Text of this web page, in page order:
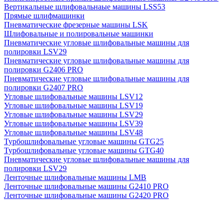
Вертикальные шлифовальнаые машины LSS53
Прямые шлифмашинки
Пневматические фрезерные машины LSK
Шлифовальные и полировальные машинки
Пневматические угловые шлифовальные машины для
полировки LSV29
Пневматические угловые шлифовальные машины для
полировки G2406 PRO
Пневматические угловые шлифовальные машины для
полировки G2407 PRO
Угловые шлифовальные машины LSV12
Угловые шлифовальные машины LSV19
Угловые шлифовальные машины LSV29
Угловые шлифовальные машины LSV39
Угловые шлифовальные машины LSV48
Турбошлифовальные угловые машины GTG25
Турбошлифовальные угловые машины GTG40
Пневматические угловые шлифовальные машины для
полировки LSV29
Ленточные шлифовальные машины LMB
Ленточные шлифовальные машины G2410 PRO
Ленточные шлифовальные машины G2420 PRO